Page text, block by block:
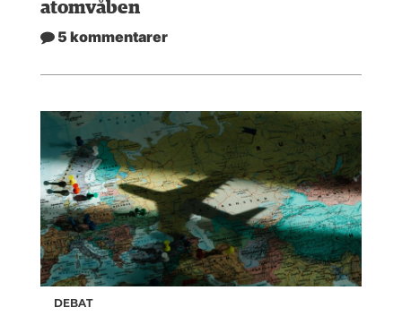
atomvåben
5 kommentarer
DEBAT